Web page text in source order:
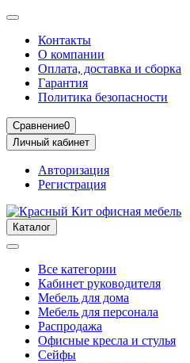
Контакты
О компании
Оплата, доставка и сборка
Гарантия
Политика безопасности
Сравнение0
Личный кабинет
Авторизация
Регистрация
Каталог
Все категории
Кабинет руководителя
Мебель для дома
Мебель для персонала
Распродажа
Офисные кресла и стулья
Сейфы